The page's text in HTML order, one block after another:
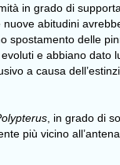
in grado di
abitudini
spostamento delle
e abbiano dato
a causa
, in grado di
più vicino